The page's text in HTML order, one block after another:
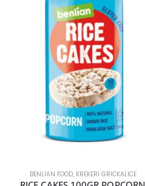
BENLIAN FOOD, KREKERI GRICKALICE